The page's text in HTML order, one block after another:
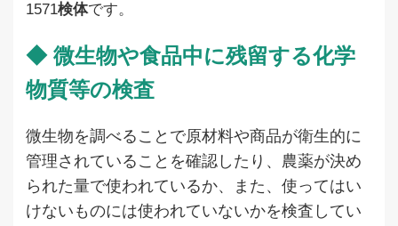
1571検体です。
◆ 微生物や食品中に残留する化学
物質等の検査
微生物を調べることで原材料や商品が衛生的に
管理されていることを確認したり、農薬が決め
られた量で使われているか、また、使ってはい
けないものには使われていないかを検査してい